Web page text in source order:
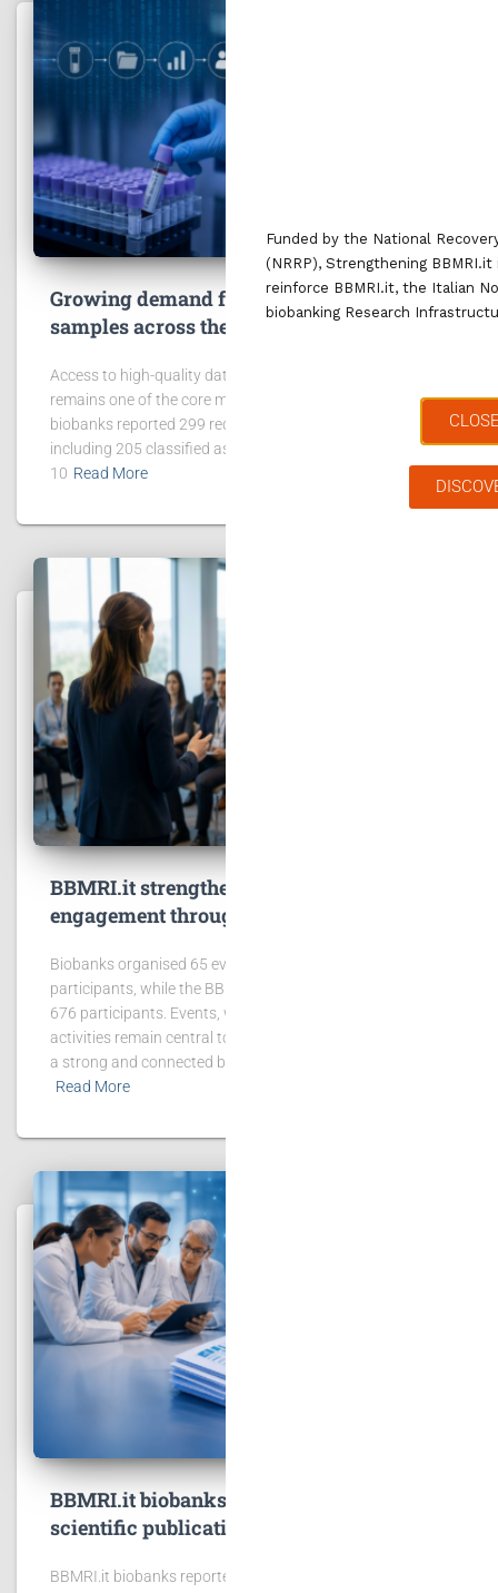
Growing demand for access to data and
samples across the BBMRI.it network
Access to high-quality data and biological samples
remains one of the core missions of BBMRI.it. In 2025, 42
biobanks reported 299 requests for data and samples,
including 205 classified as “project request”. In addition,
10 Read More
BBMRI.it strengthens community
engagement through events and training
Biobanks organised 65 events involving 2,431
participants, while the BBMRI.it Hub hosted 6 events with
676 participants. Events, workshops and training
activities remain central to BBMRI.it’s mission of building
a strong and connected biobanking community.
Read More
BBMRI.it biobanks contribute to 167
scientific publications
BBMRI.it biobanks reported 167 publications, including
Funded by the National
(NRRP), Strengthening
reinforce BBMRI.it, the Italian
biobanking Research